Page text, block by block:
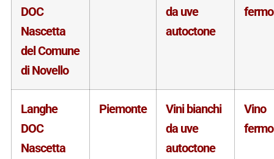
DOC
Nascetta
del Comune
di Novello
da uve
autoctone
fermo
Langhe
DOC
Nascetta
Piemonte
Vini bianchi
da uve
autoctone
Vino
fermo